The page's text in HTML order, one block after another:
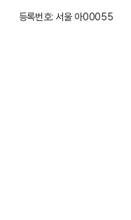
등록번호: 서울 아00055